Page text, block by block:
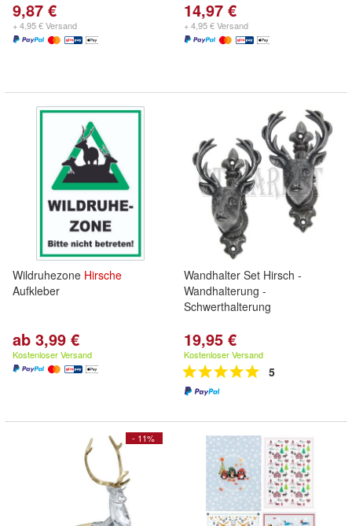
9,87 €
+ 4,95 € Versand
14,97 €
+ 4,95 € Versand
Wildruhezone Hirsche
Aufkleber
ab 3,99 €
Kostenloser Versand
Wandhalter Set Hirsch -
Wandhalterung -
Schwerthalterung
19,95 €
Kostenloser Versand
5
- 11%